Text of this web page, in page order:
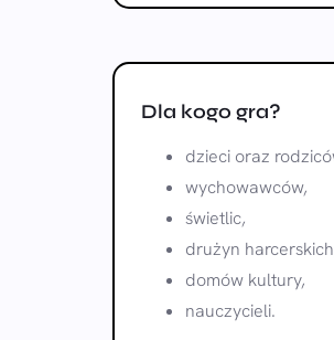
Dla kogo gra?
dzieci oraz
wychowawców,
świetlic,
drużyn
domów kultury,
nauczycieli.